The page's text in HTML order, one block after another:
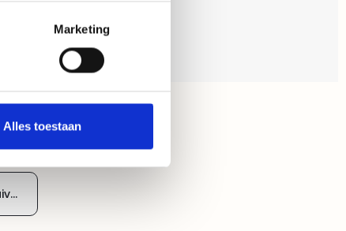
Marketing
Alles toestaan